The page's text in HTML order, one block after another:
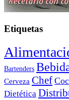
Etiquetas
Bartenders
Cerveza Chef
Dietética